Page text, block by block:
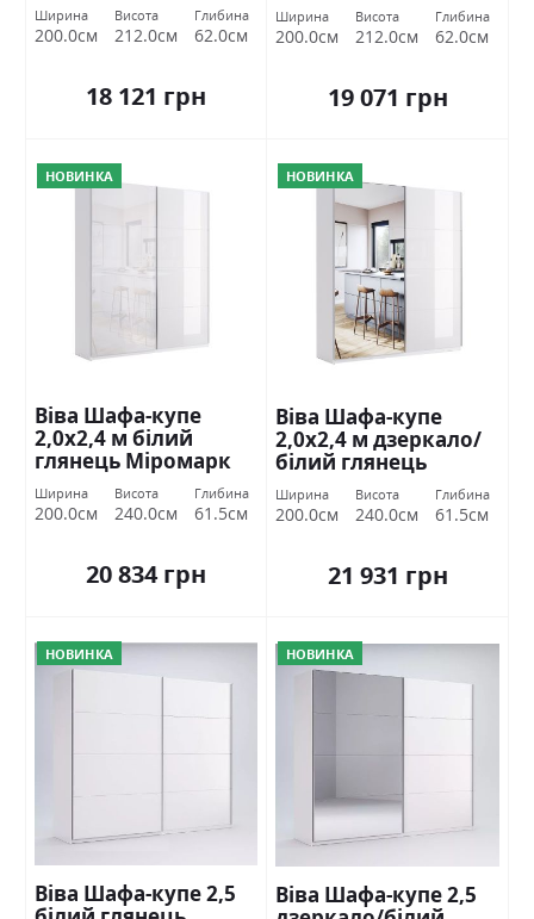
Ширина
200.0см
Висота
212.0см
Глибина
62.0см
18 121 грн
Ширина
200.0см
Висота
212.0см
Глибина
62.0см
19 071 грн
НОВИНКА
Віва Шафа-купе
2,0х2,4 м білий
глянець Міромарк
Ширина
200.0см
Висота
240.0см
Глибина
61.5см
20 834 грн
НОВИНКА
Віва Шафа-купе
2,0х2,4 м дзеркало/
білий глянець
Міромарк
Ширина
200.0см
Висота
240.0см
Глибина
61.5см
21 931 грн
НОВИНКА
Віва Шафа-купе 2,5
НОВИНКА
Віва Шафа-купе 2,5